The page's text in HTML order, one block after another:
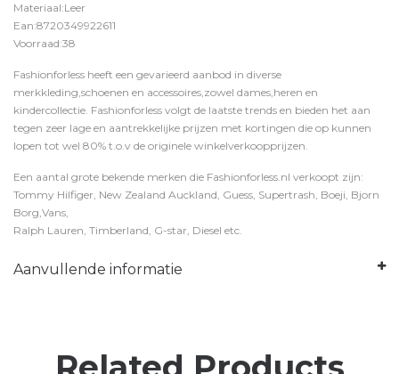
Materiaal:Leer
Ean:8720349922611
Voorraad:38
Fashionforless heeft een gevarieerd aanbod in diverse
merkkleding,schoenen en accessoires,zowel dames,heren en
kindercollectie. Fashionforless volgt de laatste trends en bieden het aan
tegen zeer lage en aantrekkelijke prijzen met kortingen die op kunnen
lopen tot wel 80% t.o.v de originele winkelverkoopprijzen.
Een aantal grote bekende merken die Fashionforless.nl verkoopt zijn:
Tommy Hilfiger, New Zealand Auckland, Guess, Supertrash, Boeji, Bjorn
Borg,Vans,
Ralph Lauren, Timberland, G-star, Diesel etc.
Aanvullende informatie